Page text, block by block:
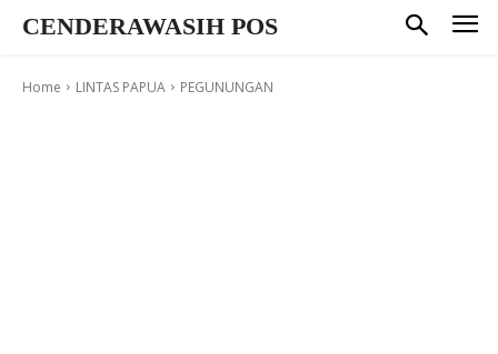
CENDERAWASIH POS
Home LINTAS PAPUA PEGUNUNGAN